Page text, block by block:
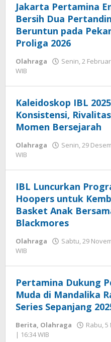
Jakarta Pertamina
Bersih Dua
Beruntun pada
Proliga 2026
Olahraga
Senin, 2
WIB
Kaleidoskop IBL
Konsistensi,
Momen Bersejarah
Olahraga
Senin, 29
WIB
IBL Luncurkan
Hoopers untuk
Basket Anak
Blackmores
Olahraga
Sabtu, 29
WIB
Pertamina Dukung
Muda di Mandalika
Series Sepanjang
Berita, Olahraga
Rabu,
| 16:34 WIB